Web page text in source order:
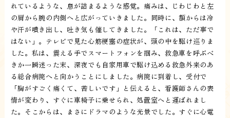
れているような、息が詰まるような感覚。痛みは、じわじわと左
の肩から腕の内側へと広がっていきました。同時に、額からは冷
や汗が噴き出し、吐き気も催してきました。「これは、ただ事で
はない」。テレビで見た心筋梗塞の症状が、頭の中を駆け巡りま
した。私は、震える手でスマートフォンを掴み、救急車を呼ぶべ
きか一瞬迷った末、深夜でも自家用車で駆け込める救急外来のあ
る総合病院へと向かうことにしました。病院に到着し、受付で
「胸がすごく痛くて、苦しいです」と伝えると、看護師さんの表
情が変わり、すぐに車椅子に乗せられ、処置室へと運ばれまし
た。そこからは、まさにドラマのような光景でした。すぐに心電